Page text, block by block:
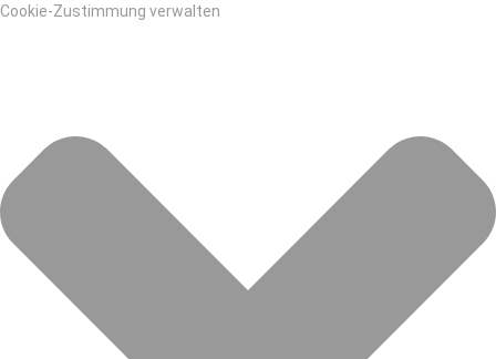
Cookie-Zustimmung verwalten